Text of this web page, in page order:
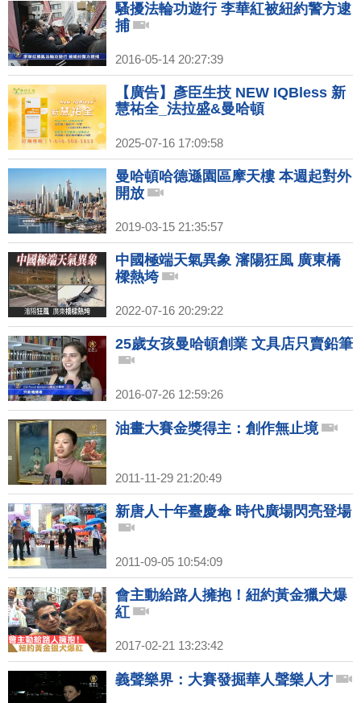
騷擾法輪功遊行 李華紅被紐約警方逮
捕
2016-05-14 20:27:39
【廣告】彥臣生技 NEW IQBless 新
慧祐全_法拉盛&曼哈頓
2025-07-16 17:09:58
曼哈頓哈德遜園區摩天樓 本週起對外
開放
2019-03-15 21:35:57
中國極端天氣異象 瀋陽狂風 廣東橋
樑熱垮
2022-07-16 20:29:22
25歲女孩曼哈頓創業 文具店只賣鉛筆
2016-07-26 12:59:26
油畫大賽金獎得主：創作無止境
2011-11-29 21:20:49
新唐人十年臺慶傘 時代廣場閃亮登場
2011-09-05 10:54:09
會主動給路人擁抱！紐約黃金獵犬爆
紅
2017-02-21 13:23:42
義聲樂界：大賽發掘華人聲樂人才